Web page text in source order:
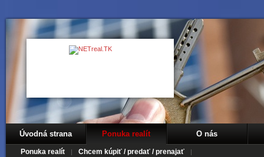
Úvodná strana Ponuka realít
Ponuka realít Chcem kúpiť / predať / prenajať
O nás